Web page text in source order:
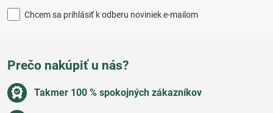
Chcem sa prihlásiť k odberu noviniek e-mailom
Prečo nakúpiť u nás?
Takmer 100 % spokojných zákazníkov